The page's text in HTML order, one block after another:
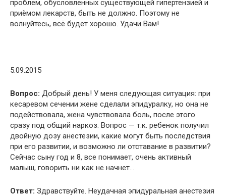
проблем, обусловленных существующей гипертензией и
приёмом лекарств, быть не должно. Поэтому не
волнуйтесь, всё будет хорошо. Удачи Вам!
5.09.2015
Вопрос: Добрый день! У меня следующая ситуация: при
кесаревом сечении жене сделали эпидуралку, но она не
подействовала, жена чувствовала боль, после этого
сразу под общий наркоз. Вопрос — т.к. ребенок получил
двойную дозу анестезии, какие могут быть последствия
при его развитии, и возможно ли отставание в развитии?
Сейчас сыну год и 8, все понимает, очень активный
малыш, говорить ни как не начнет…
Ответ: Здравствуйте. Неудачная эпидуральная анестезия